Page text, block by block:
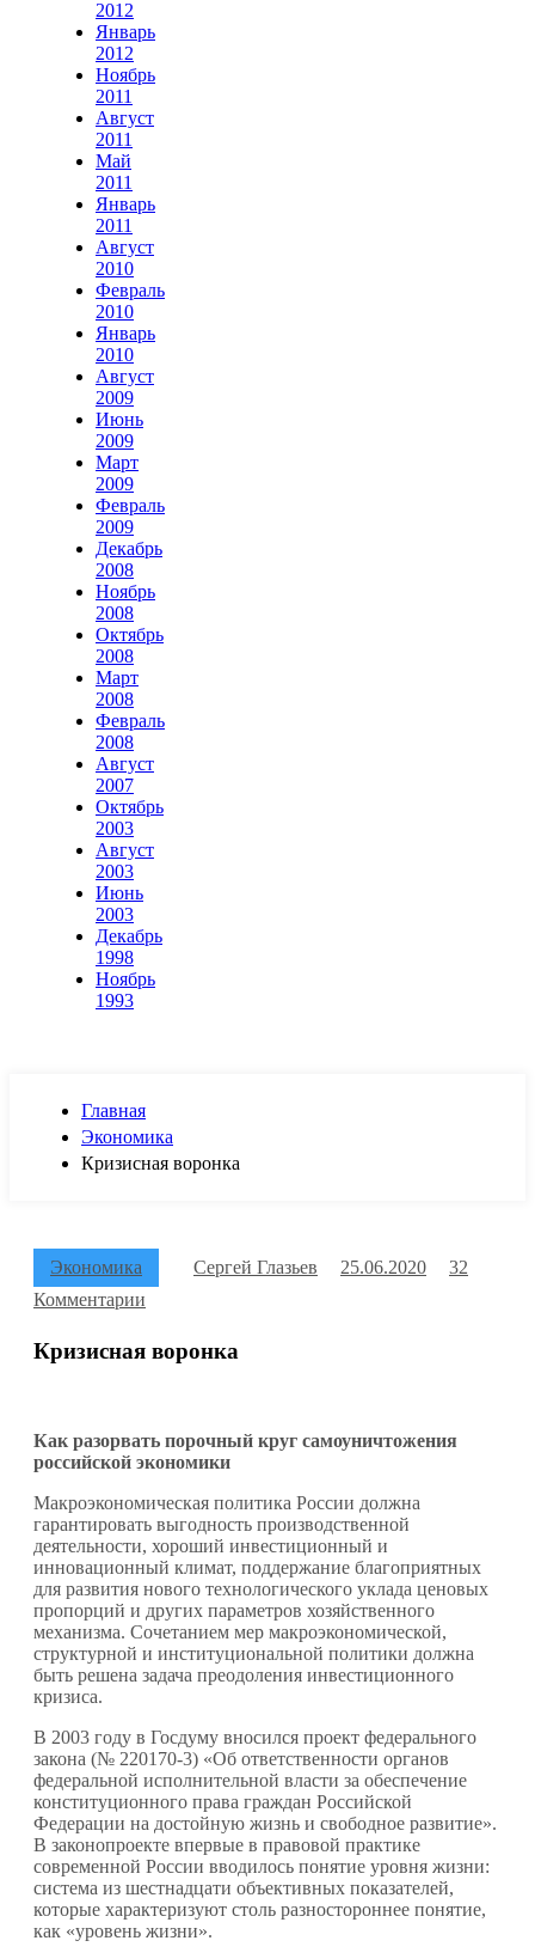
2012
Январь
2012
Ноябрь
2011
Август
2011
Май
2011
Январь
2011
Август
2010
Февраль
2010
Январь
2010
Август
2009
Июнь
2009
Март
2009
Февраль
2009
Декабрь
2008
Ноябрь
2008
Октябрь
2008
Март
2008
Февраль
2008
Август
2007
Октябрь
2003
Август
2003
Июнь
2003
Декабрь
1998
Ноябрь
1993
Главная
Экономика
Кризисная воронка
Экономика Сергей Глазьев 25.06.2020
32
Комментарии
Кризисная воронка
Как разорвать порочный круг самоуничтожения
российской экономики
Макроэкономическая политика России должна
гарантировать выгодность производственной
деятельности, хороший инвестиционный и
инновационный климат, поддержание благоприятных
для развития нового технологического уклада ценовых
пропорций и других параметров хозяйственного
механизма. Сочетанием мер макроэкономической,
структурной и институциональной политики должна
быть решена задача преодоления инвестиционного
кризиса.
В 2003 году в Госдуму вносился проект федерального
закона (№ 220170-3) «Об ответственности органов
федеральной исполнительной власти за обеспечение
конституционного права граждан Российской
Федерации на достойную жизнь и свободное развитие».
В законопроекте впервые в правовой практике
современной России вводилось понятие уровня жизни:
система из шестнадцати объективных показателей,
которые характеризуют столь разностороннее понятие,
как «уровень жизни».